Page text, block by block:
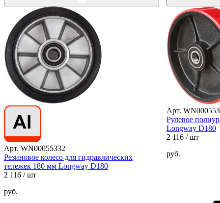
Арт. WN00055332
Резиновое колесо для гидравлических
тележек 180 мм Longway D180
2 116 / шт
руб.
Арт.
Рулевое
Longway D180
2 116 / шт
руб.